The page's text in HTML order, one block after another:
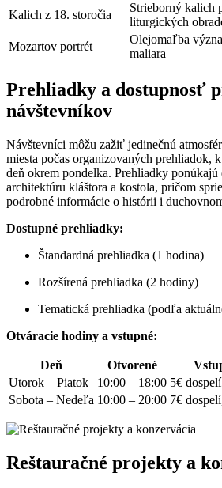
Kalich z 18. storočia
Strieborný kalich
liturgických
Mozartov portrét
Olejomaľba
maliara
Prehliadky a dostupnosť
návštevníkov
Návštevníci môžu zažiť jedinečnú
miesta počas organizovaných prehliadok,
deň okrem pondelka. Prehliadky
architektúru kláštora a kostola, pričom
podrobné informácie o histórii i
Dostupné prehliadky:
Štandardná prehliadka (1 hodina)
Rozšírená prehliadka (2 hodiny)
Tematická prehliadka (podľa
Otváracie hodiny a vstupné:
Deň Otvorené
Utorok – Piatok
10:00 – 18:00 5€
Sobota – Nedeľa 10:00 – 20:00 7€
Reštauračné projekty a